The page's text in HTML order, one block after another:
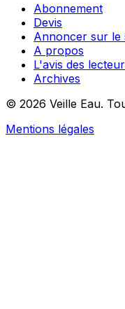
Abonnement
Devis
Annoncer sur le
A propos
L'avis des
Archives
© 2026 Veille Eau.
Mentions légales